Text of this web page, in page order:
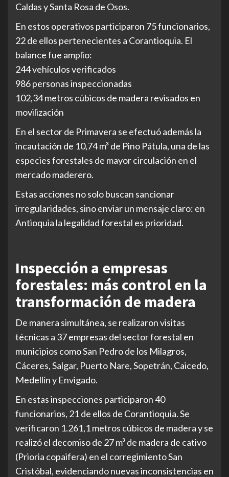
Caldas y Santa Rosa de Osos.
En estos operativos participaron 75 funcionarios,
22 de ellos pertenecientes a Corantioquia. El
balance fue amplio:
244 vehículos verificados
986 personas inspeccionadas
102,34 metros cúbicos de madera revisados en
movilización
En el sector de Primavera se efectuó además la
incautación de 10,74 m³ de Pino Pátula, una de las
especies forestales de mayor circulación en el
mercado maderero.
Estas acciones no solo buscan sancionar
irregularidades, sino enviar un mensaje claro: en
Antioquia la legalidad forestal es prioridad.
Inspección a empresas
forestales: más control en la
transformación de madera
De manera simultánea, se realizaron visitas
técnicas a 37 empresas del sector forestal en
municipios como San Pedro de los Milagros,
Cáceres, Salgar, Puerto Nare, Sopetrán, Caicedo,
Medellín y Envigado.
En estas inspecciones participaron 40
funcionarios, 21 de ellos de Corantioquia. Se
verificaron 1.261,1 metros cúbicos de madera y se
realizó el decomiso de 27 m³ de madera de cativo
(Prioria copaifera) en el corregimiento San
Cristóbal, evidenciando nuevas inconsistencias en